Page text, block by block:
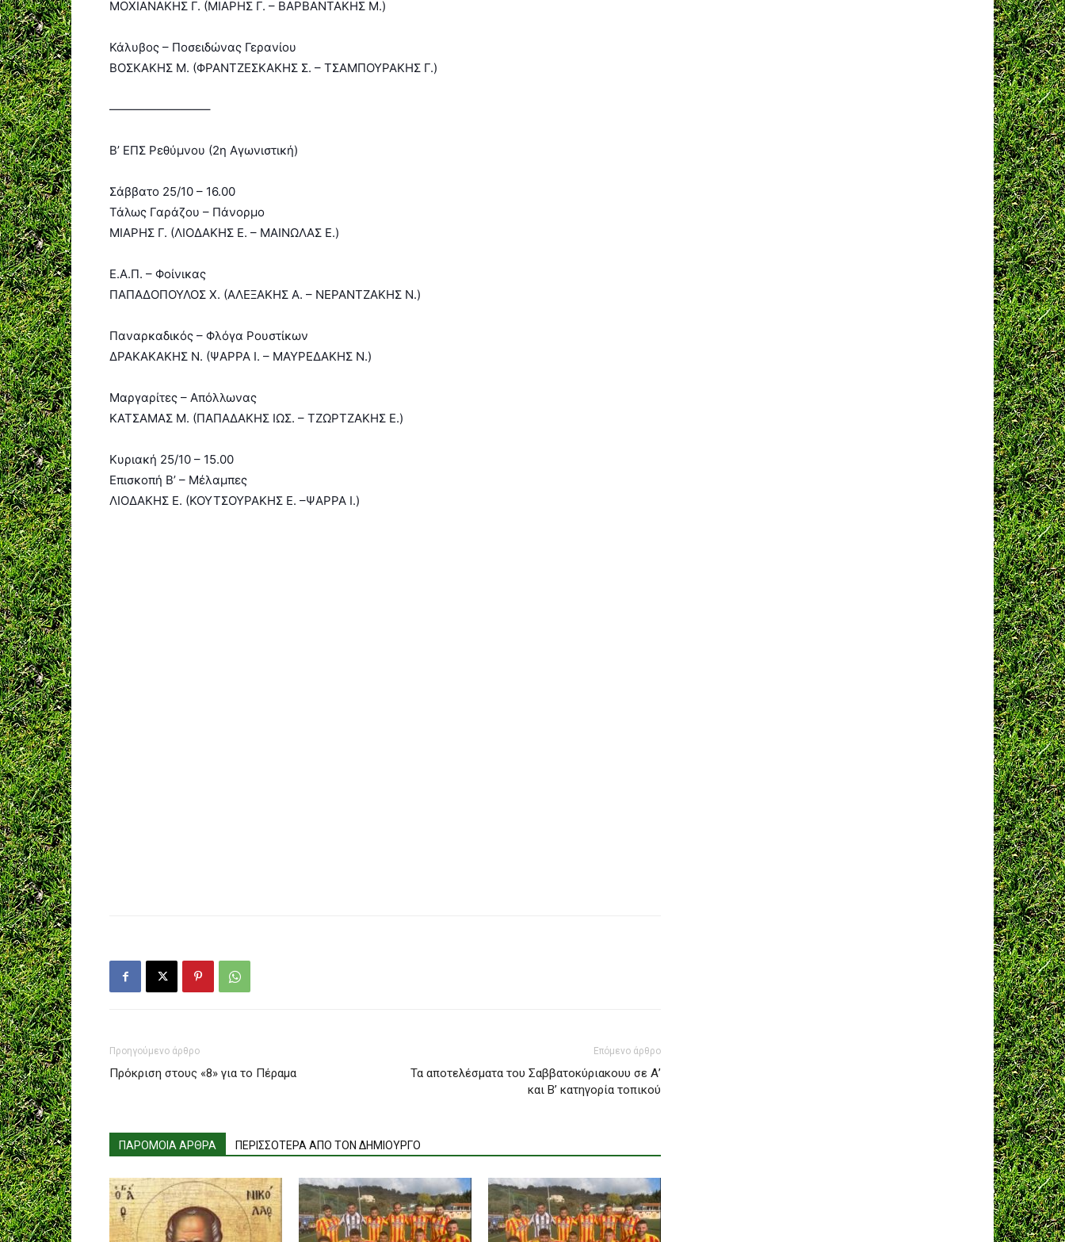
ΜΟΧΙΑΝΑΚΗΣ Γ. (ΜΙΑΡΗΣ Γ. – ΒΑΡΒΑΝΤΑΚΗΣ Μ.)
Κάλυβος – Ποσειδώνας Γερανίου
ΒΟΣΚΑΚΗΣ Μ. (ΦΡΑΝΤΖΕΣΚΑΚΗΣ Σ. – ΤΣΑΜΠΟΥΡΑΚΗΣ Γ.)
————————–
Β’ ΕΠΣ Ρεθύμνου (2η Aγωνιστική)
Σάββατο 25/10 – 16.00
Τάλως Γαράζου – Πάνορμο
ΜΙΑΡΗΣ Γ. (ΛΙΟΔΑΚΗΣ Ε. – ΜΑΙΝΩΛΑΣ Ε.)
Ε.Α.Π. – Φοίνικας
ΠΑΠΑΔΟΠΟΥΛΟΣ Χ. (ΑΛΕΞΑΚΗΣ Α. – ΝΕΡΑΝΤΖΑΚΗΣ Ν.)
Παναρκαδικός – Φλόγα Ρουστίκων
ΔΡΑΚΑΚΑΚΗΣ Ν. (ΨΑΡΡΑ Ι. – ΜΑΥΡΕΔΑΚΗΣ Ν.)
Μαργαρίτες – Απόλλωνας
ΚΑΤΣΑΜΑΣ Μ. (ΠΑΠΑΔΑΚΗΣ ΙΩΣ. – ΤΖΩΡΤΖΑΚΗΣ Ε.)
Κυριακή 25/10 – 15.00
Επισκοπή Β’ – Μέλαμπες
ΛΙΟΔΑΚΗΣ Ε. (ΚΟΥΤΣΟΥΡΑΚΗΣ Ε. –ΨΑΡΡΑ Ι.)
Προηγούμενο άρθρο
Πρόκριση στους «8» για το Πέραμα
Επόμενο άρθρο
Τα αποτελέσματα του Σαββατοκύριακουυ σε Α’
και Β’ κατηγορία τοπικού
ΠΑΡΟΜΟΙΑ ΑΡΘΡΑ ΠΕΡΙΣΣΟΤΕΡΑ ΑΠΟ ΤΟΝ ΔΗΜΙΟΥΡΓΟ